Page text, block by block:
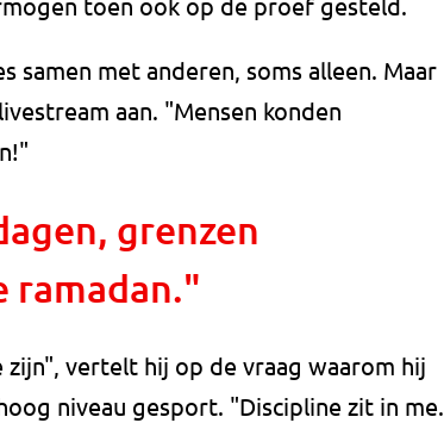
samen met anderen, soms alleen. Maar
aan. "Mensen konden
grenzen
ramadan."
vertelt hij op de vraag waarom hij
niveau gesport. "Discipline zit in me.